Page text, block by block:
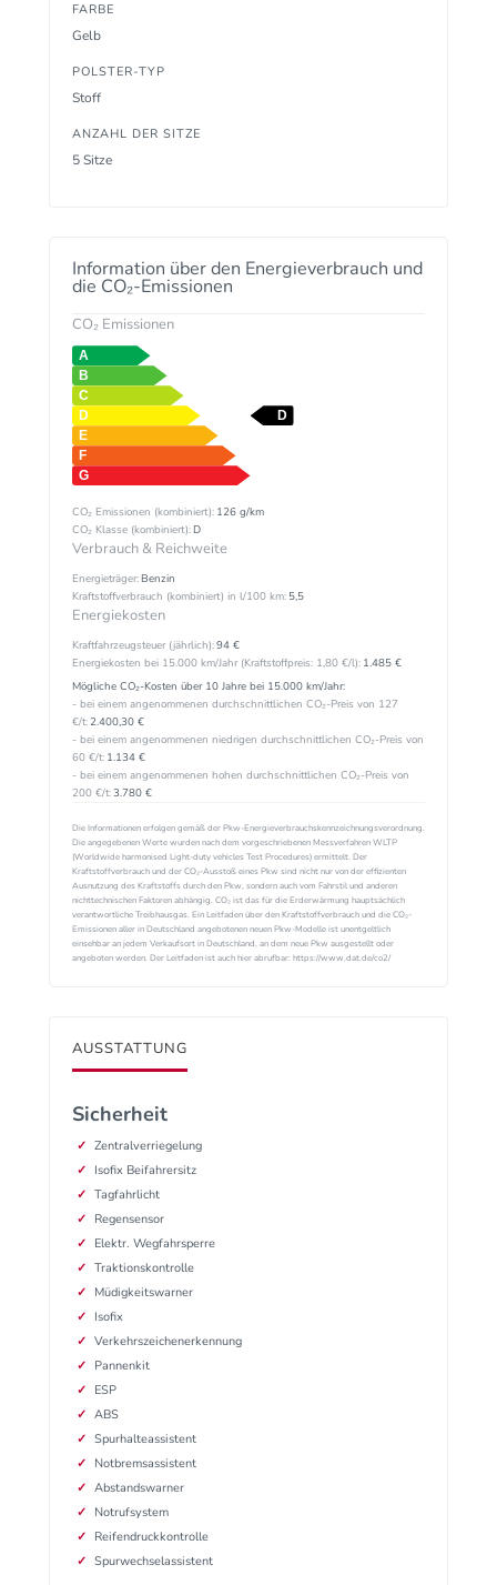
FARBE
Gelb
POLSTER-TYP
Stoff
ANZAHL DER SITZE
5 Sitze
Information über den Energieverbrauch und
die CO₂-Emissionen
CO₂ Emissionen
CO₂ Emissionen (kombiniert): 126 g/km
CO₂ Klasse (kombiniert):D
Verbrauch & Reichweite
Energieträger:Benzin
Kraftstoffverbrauch (kombiniert) in l/100 km: 5,5
Energiekosten
Kraftfahrzeugsteuer (jährlich):94 €
Energiekosten bei 15.000 km/Jahr (Kraftstoffpreis: 1,80€/l): 1.485 €
Mögliche CO₂-Kosten über 10 Jahre bei 15.000 km/Jahr:
- bei einem angenommenen durchschnittlichen CO₂-Preis von 127
€/t: 2.400,30 €
- bei einem angenommenen niedrigen durchschnittlichen CO₂-Preis von
60 €/t: 1.134 €
- bei einem angenommenen hohen durchschnittlichen CO₂-Preis von
200 €/t:3.780 €
Die Informationen erfolgen gemäß der Pkw-Energieverbrauchskennzeichnungsverordnung.
Die angegebenen Werte wurden nach dem vorgeschriebenen Messverfahren WLTP
(Worldwide harmonised Light-duty vehicles Test Procedures) ermittelt. Der
Kraftstoffverbrauch und der CO₂-Ausstoß eines Pkw sind nicht nur von der effizienten
Ausnutzung des Kraftstoffs durch den Pkw, sondern auch vom Fahrstil und anderen
nichttechnischen Faktoren abhängig. CO₂ ist das für die Erderwärmung hauptsächlich
verantwortliche Treibhausgas. Ein Leitfaden über den Kraftstoffverbrauch und die CO₂-
Emissionen aller in Deutschland angebotenen neuen Pkw-Modelle ist unentgeltlich
einsehbar an jedem Verkaufsort in Deutschland, an dem neue Pkw ausgestellt oder
angeboten werden. Der Leitfaden ist auch hier abrufbar: https://www.dat.de/co2/
AUSSTATTUNG
Sicherheit
Zentralverriegelung
Isofix Beifahrersitz
Tagfahrlicht
Regensensor
Elektr. Wegfahrsperre
Traktionskontrolle
Müdigkeitswarner
Isofix
Verkehrszeichenerkennung
Pannenkit
ESP
ABS
Spurhalteassistent
Notbremsassistent
Abstandswarner
Notrufsystem
Reifendruckkontrolle
Spurwechselassistent